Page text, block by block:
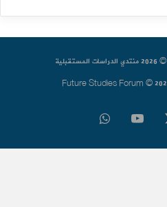
Future Studies Forum ©
‫YouTube